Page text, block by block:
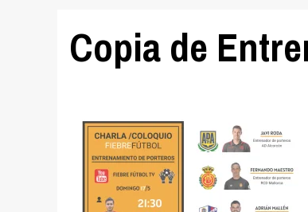
Copia de